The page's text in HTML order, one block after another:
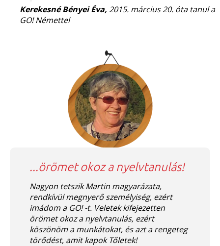
Kerekesné Bényei Éva, 2015. március 20. óta tanul a
GO! Némettel
...örömet okoz a nyelvtanulás!
Nagyon tetszik Martin magyarázata,
rendkívül megnyerő személyiség, ezért
imádom a GO! -t. Veletek kifejezetten
örömet okoz a nyelvtanulás, ezért
köszönöm a munkátokat, és azt a rengeteg
törődést, amit kapok Tőletek!